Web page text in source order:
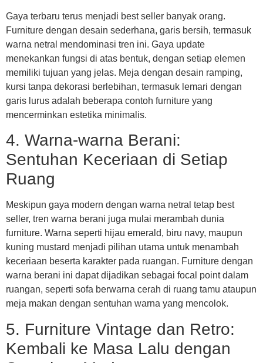
Gaya terbaru terus menjadi best seller banyak orang.
Furniture dengan desain sederhana, garis bersih, termasuk
warna netral mendominasi tren ini. Gaya update
menekankan fungsi di atas bentuk, dengan setiap elemen
memiliki tujuan yang jelas. Meja dengan desain ramping,
kursi tanpa dekorasi berlebihan, termasuk lemari dengan
garis lurus adalah beberapa contoh furniture yang
mencerminkan estetika minimalis.
4. Warna-warna Berani:
Sentuhan Keceriaan di Setiap
Ruang
Meskipun gaya modern dengan warna netral tetap best
seller, tren warna berani juga mulai merambah dunia
furniture. Warna seperti hijau emerald, biru navy, maupun
kuning mustard menjadi pilihan utama untuk menambah
keceriaan beserta karakter pada ruangan. Furniture dengan
warna berani ini dapat dijadikan sebagai focal point dalam
ruangan, seperti sofa berwarna cerah di ruang tamu ataupun
meja makan dengan sentuhan warna yang mencolok.
5. Furniture Vintage dan Retro:
Kembali ke Masa Lalu dengan